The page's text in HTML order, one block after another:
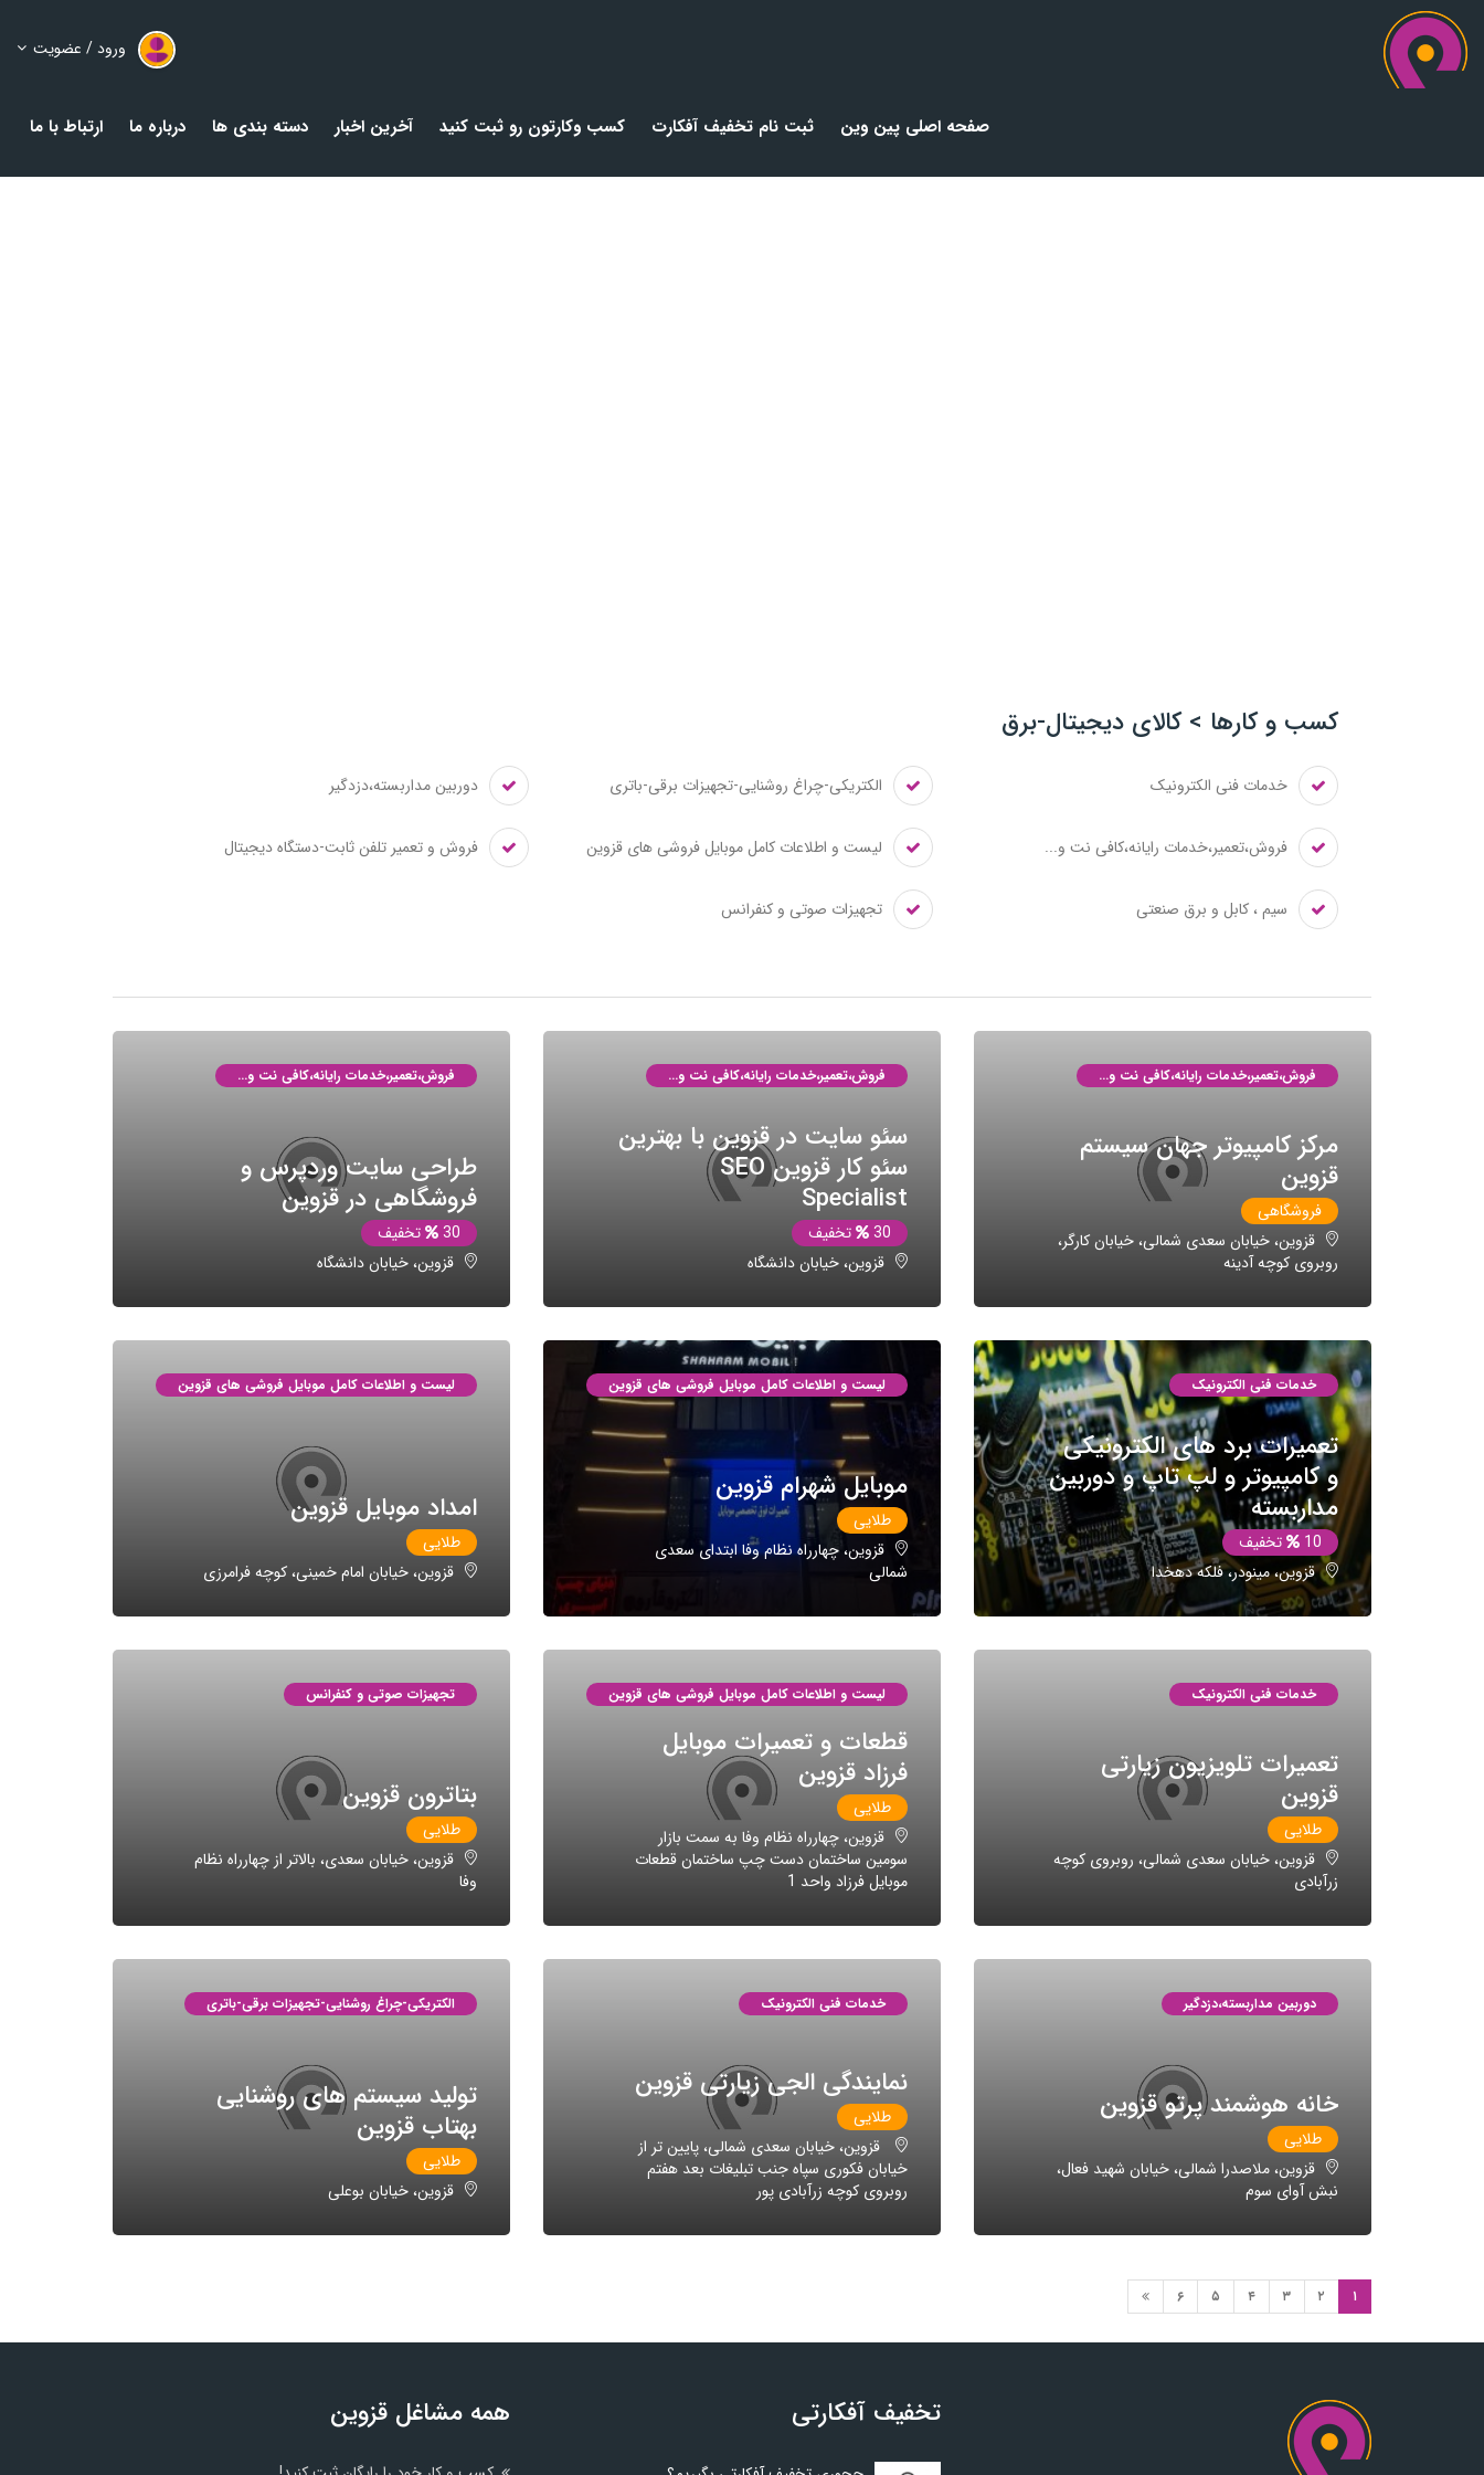
ورود / عضویت
صفحه اصلی پین وین ثبت نام تخفیف آفکارت کسب وکارتون رو ثبت کنید آخرین اخبار دسته بندی ها درباره ما ارتباط با ما
کسب و کارها > کالای دیجیتال-برق
خدمات فنی الکترونیک الکتریکی-چراغ روشنایی-تجهیزات برقی-باتری دوربین مداربسته،دزدگیر
فروش،تعمیر،خدمات رایانه،کافی نت و... لیست و اطلاعات کامل موبایل فروشی های قزوین فروش و تعمیر تلفن ثابت-دستگاه دیجیتال
سیم ، کابل و برق صنعتی تجهیزات صوتی و کنفرانس
فروش،تعمیر،خدمات رایانه،کافی نت و...
مرکز کامپیوتر جهان سیستم
قزوین
فروشگاهی
قزوین، خیابان سعدی شمالی، خیابان کارگر،
روبروی کوچه آدینه
فروش،تعمیر،خدمات رایانه،کافی نت و...
سئو سایت در قزوین با بهترین
سئو کار قزوین SEO
Specialist
30
تخفیف
قزوین، خیابان دانشگاه
فروش،تعمیر،خدمات رایانه،کافی نت و...
طراحی سایت وردپرس و
فروشگاهی در قزوین
30
تخفیف
قزوین، خیابان دانشگاه
خدمات فنی الکترونیک
تعمیرات برد های الکترونیکی
و کامپیوتر و لپ تاپ و دوربین
مداربسته
10
تخفیف
قزوین، مینودر، فلکه دهخدا
لیست و اطلاعات کامل موبایل فروشی های قزوین
موبایل شهرام قزوین
طلایی
قزوین، چهارراه نظام وفا ابتدای سعدی
شمالی
لیست و اطلاعات کامل موبایل فروشی های قزوین
امداد موبایل قزوین
طلایی
قزوین، خیابان امام خمینی، کوچه فرامرزی
خدمات فنی الکترونیک
تعمیرات تلویزیون زیارتی
قزوین
طلایی
قزوین، خیابان سعدی شمالی، روبروی کوچه
زرآبادی
لیست و اطلاعات کامل موبایل فروشی های قزوین
قطعات و تعمیرات موبایل
فرزاد قزوین
طلایی
قزوین، چهارراه نظام وفا به سمت بازار
سومین ساختمان دست چپ ساختمان قطعات
موبایل فرزاد واحد 1
تجهیزات صوتی و کنفرانس
بتاترون قزوین
طلایی
قزوین، خیابان سعدی، بالاتر از چهارراه نظام
وفا
دوربین مداربسته،دزدگیر
خانه هوشمند پرتو قزوین
طلایی
قزوین، ملاصدرا شمالی، خیابان شهید فعال،
نبش آوای سوم
خدمات فنی الکترونیک
نمایندگی الجی زیارتی قزوین
طلایی
قزوین، خیابان سعدی شمالی، پایین تر از
خیابان فکوری سپاه جنب تبلیغات بعد هفتم
روبروی کوچه زرآبادی پور
الکتریکی-چراغ روشنایی-تجهیزات برقی-باتری
تولید سیستم های روشنایی
بهتاب قزوین
طلایی
قزوین، خیابان بوعلی
۱ ۲ ۳ ۴ ۵ ۶
تخفیف آفکارتی همه مشاغل قزوین